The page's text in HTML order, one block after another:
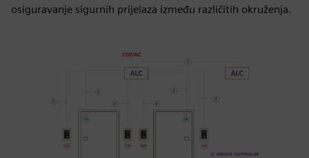
osiguravanje sigurnih prijelaza između različitih okruženja.